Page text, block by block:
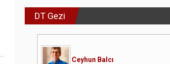
DT Gezi
Ceyhun Balcı